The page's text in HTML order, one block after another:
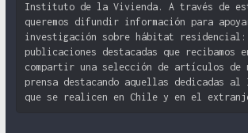
Instituto de la Vivienda. A través de
queremos difundir información para
investigación sobre hábitat residencial:
publicaciones destacadas que recibamos
compartir una selección de artículos de
prensa destacando aquellas dedicadas al
que se realicen en Chile y en el